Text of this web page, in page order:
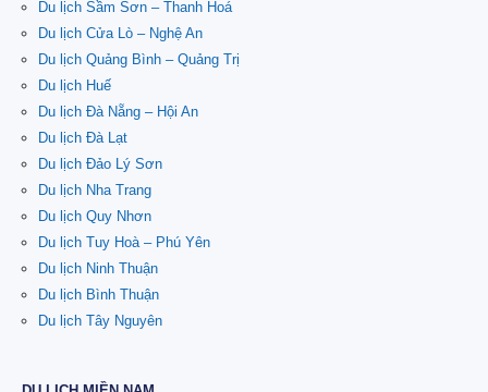
Du lịch Sầm Sơn – Thanh Hoá
Du lịch Cửa Lò – Nghệ An
Du lịch Quảng Bình – Quảng Trị
Du lịch Huế
Du lịch Đà Nẵng – Hội An
Du lịch Đà Lạt
Du lịch Đảo Lý Sơn
Du lịch Nha Trang
Du lịch Quy Nhơn
Du lịch Tuy Hoà – Phú Yên
Du lịch Ninh Thuận
Du lịch Bình Thuận
Du lịch Tây Nguyên